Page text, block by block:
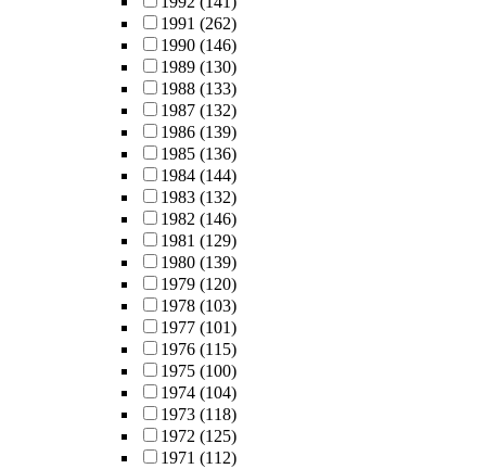
1991 (262)
1990 (146)
1989 (130)
1988 (133)
1987 (132)
1986 (139)
1985 (136)
1984 (144)
1983 (132)
1982 (146)
1981 (129)
1980 (139)
1979 (120)
1978 (103)
1977 (101)
1976 (115)
1975 (100)
1974 (104)
1973 (118)
1972 (125)
1971 (112)